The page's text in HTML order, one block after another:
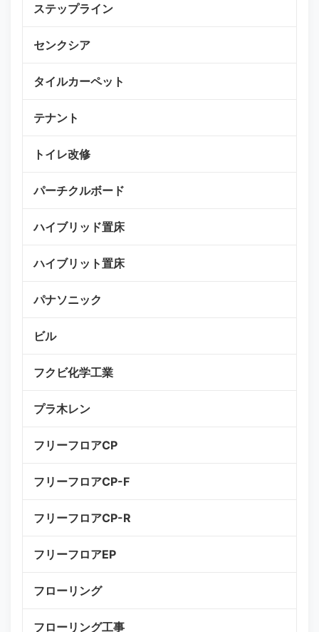
ステップライン
センクシア
タイルカーペット
テナント
トイレ改修
パーチクルボード
ハイブリッド置床
ハイブリット置床
パナソニック
ビル
フクビ化学工業
プラ木レン
フリーフロアCP
フリーフロアCP-F
フリーフロアCP-R
フリーフロアEP
フローリング
フローリング工事